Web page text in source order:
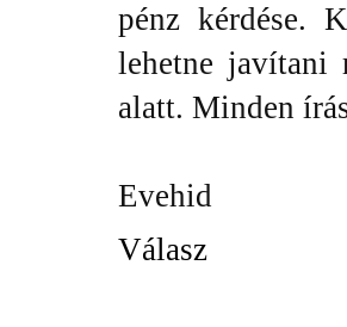
pénz kérdése.
lehetne javítani
alatt. Minden
Evehid
Válasz